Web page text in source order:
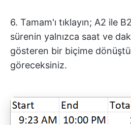
6. Tamam'ı tıklayın; A2 ile
sürenin yalnızca saat ve
gösteren bir biçime
göreceksiniz.